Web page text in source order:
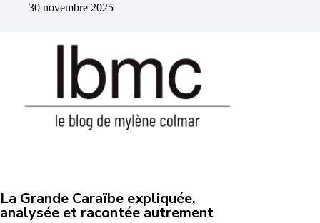
30 novembre 2025
La Grande Caraïbe expliquée,
analysée et racontée autrement